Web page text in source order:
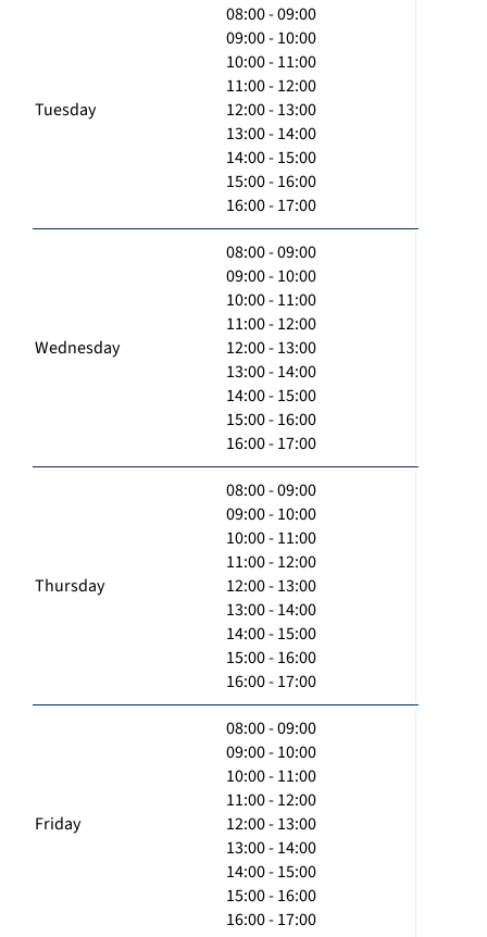
Tuesday
08:00 - 09:00
09:00 - 10:00
10:00 - 11:00
11:00 - 12:00
12:00 - 13:00
13:00 - 14:00
14:00 - 15:00
15:00 - 16:00
16:00 - 17:00
Wednesday
08:00 - 09:00
09:00 - 10:00
10:00 - 11:00
11:00 - 12:00
12:00 - 13:00
13:00 - 14:00
14:00 - 15:00
15:00 - 16:00
16:00 - 17:00
Thursday
08:00 - 09:00
09:00 - 10:00
10:00 - 11:00
11:00 - 12:00
12:00 - 13:00
13:00 - 14:00
14:00 - 15:00
15:00 - 16:00
16:00 - 17:00
Friday
08:00 - 09:00
09:00 - 10:00
10:00 - 11:00
11:00 - 12:00
12:00 - 13:00
13:00 - 14:00
14:00 - 15:00
15:00 - 16:00
16:00 - 17:00